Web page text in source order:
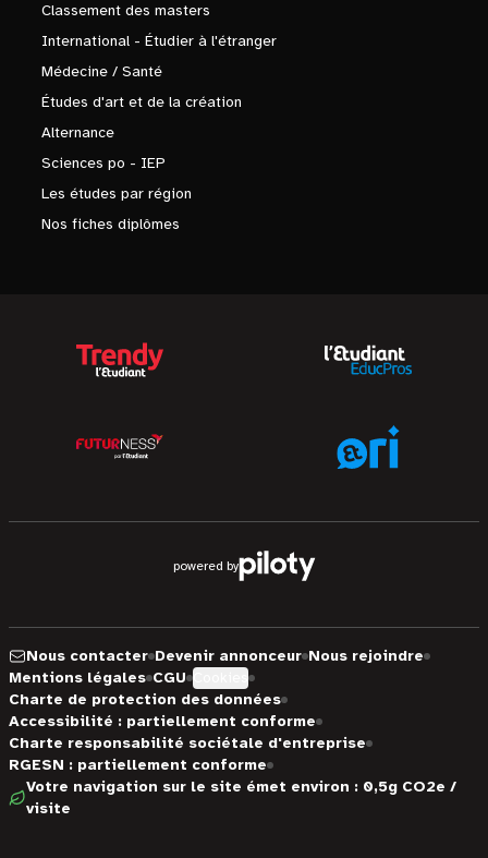
Classement des masters
International - Étudier à l'étranger
Médecine / Santé
Études d'art et de la création
Alternance
Sciences po - IEP
Les études par région
Nos fiches diplômes
powered by
Nous contacter Devenir annonceur Nous rejoindre
Mentions légales CGU
Charte de protection des données
Accessibilité : partiellement conforme
Charte responsabilité sociétale d'entreprise
RGESN : partiellement conforme
Votre navigation sur le site émet environ : 0,5g CO2e /
visite